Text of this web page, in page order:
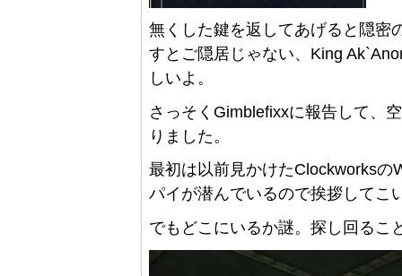
無くした鍵を返してあげると隠密
すとご隠居じゃない、King
しいよ。
さっそくGimblefixxに報告して、
りました。
最初は以前見かけたClockworksの
パイが潜んでいるので挨拶してこ
でもどこにいるか謎。探し回るこ